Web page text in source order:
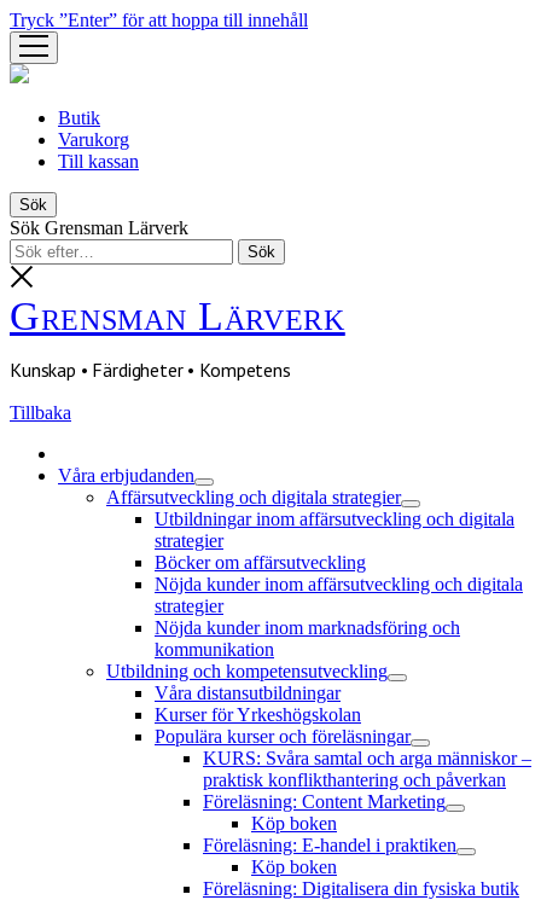
Tryck ”Enter” för att hoppa till innehåll
öppna
meny
Butik
Varukorg
Till kassan
Sök
Sök Grensman Lärverk
Grensman Lärverk
Kunskap • Färdigheter • Kompetens
Tillbaka
Våra erbjudanden
öppna
meny
Affärsutveckling och digitala strategier
öppna
meny
Utbildningar inom affärsutveckling och digitala
strategier
Böcker om affärsutveckling
Nöjda kunder inom affärsutveckling och digitala
strategier
Nöjda kunder inom marknadsföring och
kommunikation
Utbildning och kompetensutveckling
öppna
Våra distansutbildningar
Kurser för Yrkeshögskolan
Populära kurser och föreläsningar
öppna
meny
KURS: Svåra samtal och arga människor –
praktisk konflikthantering och påverkan
Föreläsning: Content Marketing
öppna
Köp boken
Föreläsning: E-handel i praktiken
öppna
meny
Köp boken
Föreläsning: Digitalisera din fysiska butik